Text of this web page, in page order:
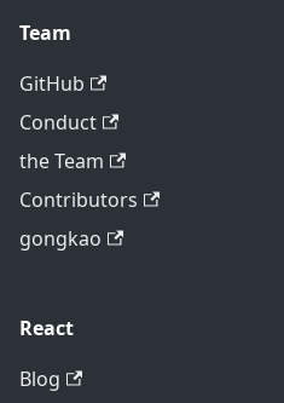
Team
GitHub
Conduct
the Team
Contributors
gongkao
React
Blog